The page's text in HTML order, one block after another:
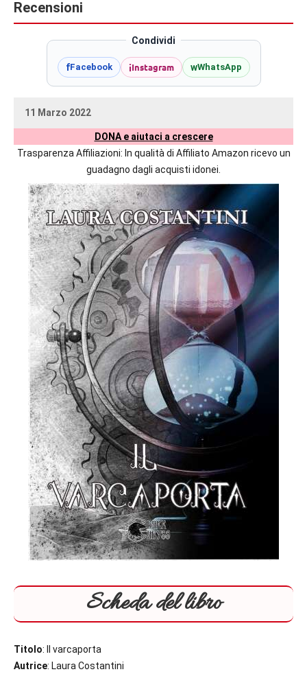
delle
autrici
straniere.
Recensioni
Condividi
fFacebook iInstagram wWhatsApp
11 Marzo 2022
DONA e aiutaci a crescere
Trasparenza Affiliazioni: In qualità di Affiliato Amazon ricevo un
guadagno dagli acquisti idonei.
Scheda del libro
Titolo: Il varcaporta
Autrice: Laura Costantini